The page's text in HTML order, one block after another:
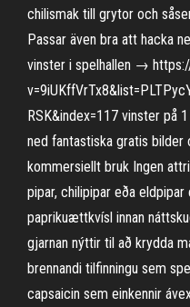
chilismak till grytor och
Passar även bra att hacka
vinster i spelhallen →
RSK&index=117 vinster
ned fantastiska gratis bilder
kommersiellt bruk Ingen
pipar, chilipipar eða
paprikuættkvísl innan
gjarnan nýttir til að krydda
brennandi tilfinningu sem
capsaicin sem einkennir